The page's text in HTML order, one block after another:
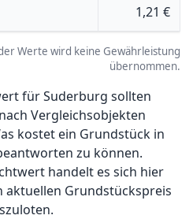
1,21 €
Werte wird keine Gewährleistung
übernommen.
für Suderburg sollten
Vergleichsobjekten
kostet ein Grundstück in
zu können.
handelt es sich hier
aktuellen Grundstückspreis